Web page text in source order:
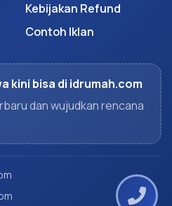
Kebijakan Refund
Contoh Iklan
kini bisa di idrumah.com
dan wujudkan rencana